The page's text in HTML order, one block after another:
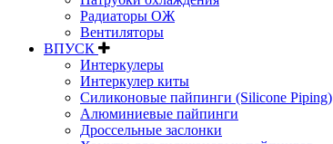
Радиаторы ОЖ
Вентиляторы
ВПУСК
Интеркулеры
Интеркулер киты
Силиконовые пайпинги (Silicone Piping)
Алюминиевые пайпинги
Дроссельные заслонки